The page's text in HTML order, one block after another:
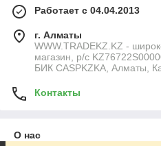
Работает с 04.04.2013
г. Алматы
WWW.TRADEKZ.KZ -
магазин, р/с
БИК CASPKZKA, Алматы,
Контакты
О нас